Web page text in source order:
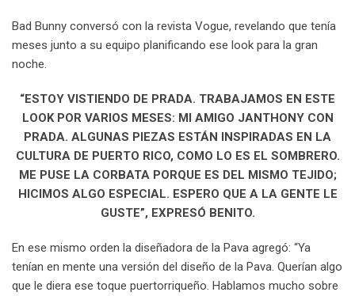
Bad Bunny conversó con la revista Vogue, revelando que tenía
meses junto a su equipo planificando ese look para la gran
noche.
“ESTOY VISTIENDO DE PRADA. TRABAJAMOS EN ESTE
LOOK POR VARIOS MESES: MI AMIGO JANTHONY CON
PRADA. ALGUNAS PIEZAS ESTÁN INSPIRADAS EN LA
CULTURA DE PUERTO RICO, COMO LO ES EL SOMBRERO.
ME PUSE LA CORBATA PORQUE ES DEL MISMO TEJIDO;
HICIMOS ALGO ESPECIAL. ESPERO QUE A LA GENTE LE
GUSTE”, EXPRESÓ BENITO.
En ese mismo orden la diseñadora de la Pava agregó: “Ya
tenían en mente una versión del diseño de la Pava. Querían algo
que le diera ese toque puertorriqueño. Hablamos mucho sobre